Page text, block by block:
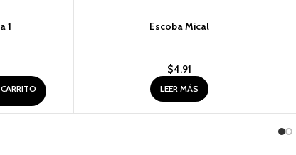
1 Escoba Mical
$4.91
LEER MÁS